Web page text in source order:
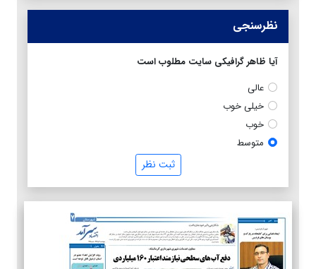
نظرسنجی
آیا ظاهر گرافیکی سایت مطلوب است
عالی
خیلی خوب
خوب
متوسط
ثبت نظر